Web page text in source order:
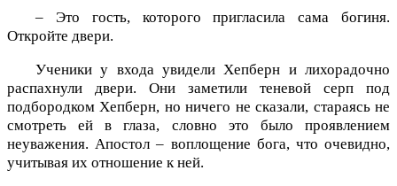
– Это гость, которого пригласила сама богиня.
Откройте двери.
Ученики у входа увидели Хепберн и лихорадочно
распахнули двери. Они заметили теневой серп под
подбородком Хепберн, но ничего не сказали, стараясь не
смотреть ей в глаза, словно это было проявлением
неуважения. Апостол – воплощение бога, что очевидно,
учитывая их отношение к ней.